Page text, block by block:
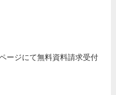
ージにて無料資料請求受付